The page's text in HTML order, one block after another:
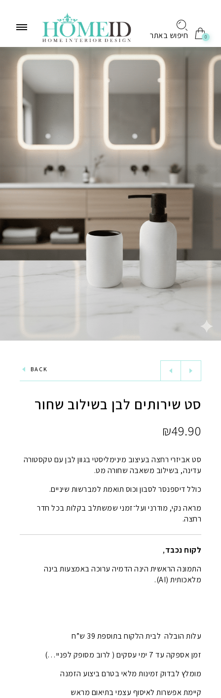
חיפוש באתר 0
BACK
סט שירותים לבן בשילוב שחור
₪49.90
סט אביזרי רחצה בעיצוב מינימליסטי בגוון לבן עם טקסטורה
עדינה, בשילוב משאבה שחורה מט.
כולל דיספנסר לסבון וכוס תואמת למברשות שיניים.
מראה נקי, מודרני ועל־זמני שמשתלב בקלות בכל חדר
רחצה.
לקוח נכבד,
התמונה הראשית הינה הדמיה ערוכה באמצעות בינה
מלאכותית (AI).
עלות הובלה לבית הלקוח בתוספת 39 ש”ח
זמן אספקה עד 7 ימי עסקים ( לרוב מסופק לפניי…)
מומלץ לבדוק זמינות מלאי בטרם ביצוע הזמנה
קיימת אפשרות לאיסוף עצמי בתיאום מראש